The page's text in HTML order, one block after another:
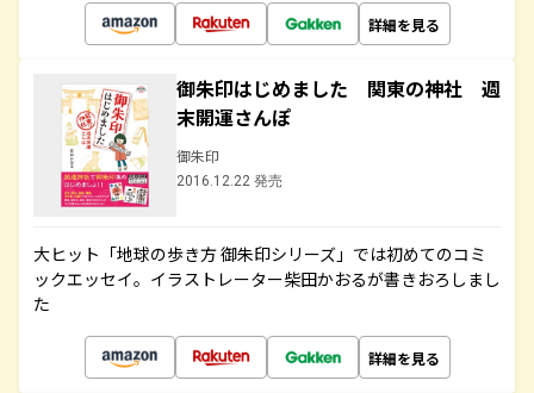
詳細を見る
御朱印はじめました 関東の神社 週
末開運さんぽ
御朱印
2016.12.22 発売
大ヒット「地球の歩き方 御朱印シリーズ」では初めてのコミ
ックエッセイ。イラストレーター柴田かおるが書きおろしまし
た
詳細を見る